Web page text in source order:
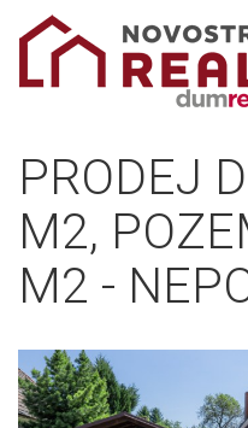
PRODEJ
M2,
M2 -